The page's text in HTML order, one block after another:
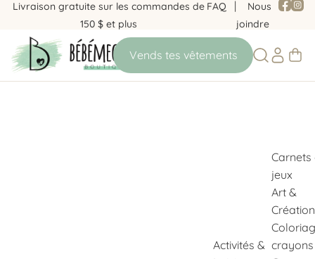
Livraison gratuite sur les commandes de
150 $ et plus
FAQ
Nous
joindre
Activités &
Carnets
jeux
Art &
Création
crayons